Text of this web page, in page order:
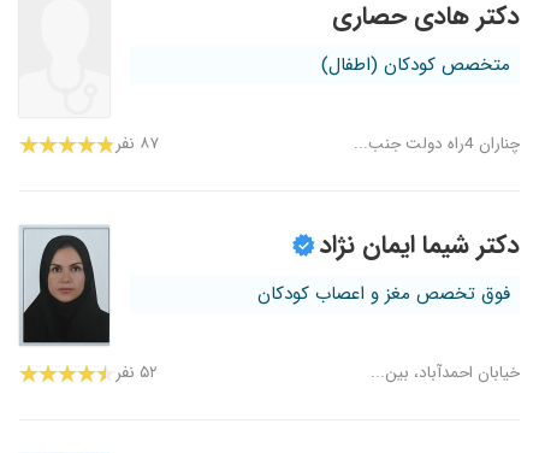
دکتر هادی حصاری
متخصص کودکان (اطفال)
چناران 4راه دولت جنب... ۸۷ نفر
دکتر شیما ایمان نژاد
فوق تخصص مغز و اعصاب کودکان
خیابان احمدآباد، بین... ۵۲ نفر